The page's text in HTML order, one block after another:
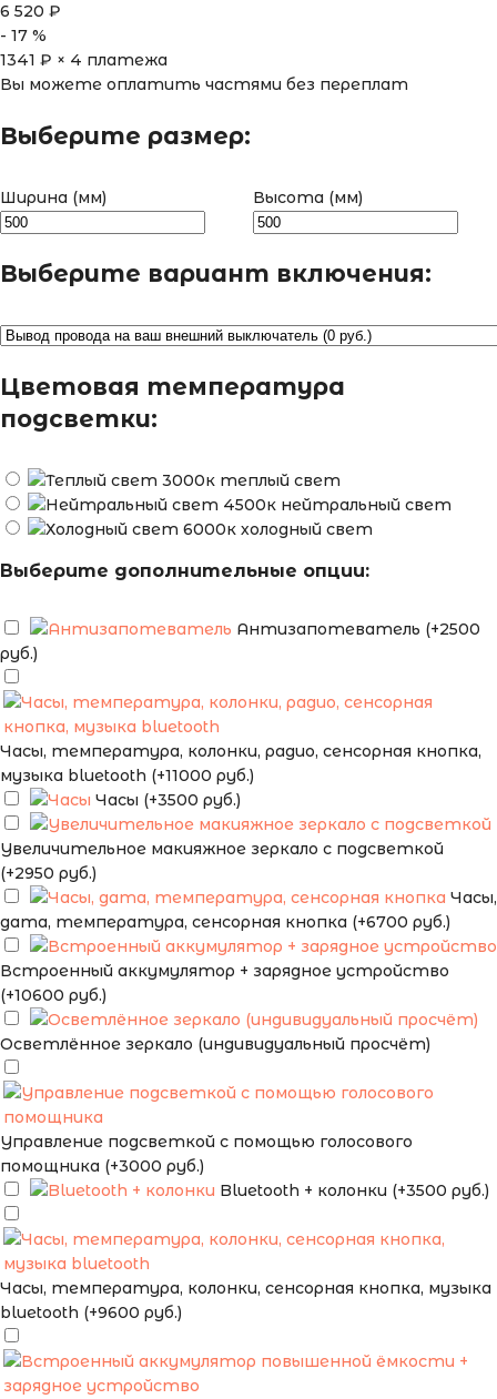
6 520 ₽
- 17 %
1341 ₽ × 4 платежа
Вы можете оплатить частями без переплат
Выберите размер:
Ширина (мм) Высота (мм)
Выберите вариант включения:
Цветовая температура
подсветки:
теплый свет
нейтральный свет
холодный свет
Выберите дополнительные опции:
Антизапотеватель (+2500
руб.)
Часы, температура, колонки, радио, сенсорная кнопка,
музыка bluetooth (+11000 руб.)
Часы (+3500 руб.)
Увеличительное макияжное зеркало с подсветкой
(+2950 руб.)
Часы,
дата, температура, сенсорная кнопка (+6700 руб.)
Встроенный аккумулятор + зарядное устройство
(+10600 руб.)
Осветлённое зеркало (индивидуальный просчёт)
Управление подсветкой с помощью голосового
помощника (+3000 руб.)
Bluetooth + колонки (+3500 руб.)
Часы, температура, колонки, сенсорная кнопка, музыка
bluetooth (+9600 руб.)